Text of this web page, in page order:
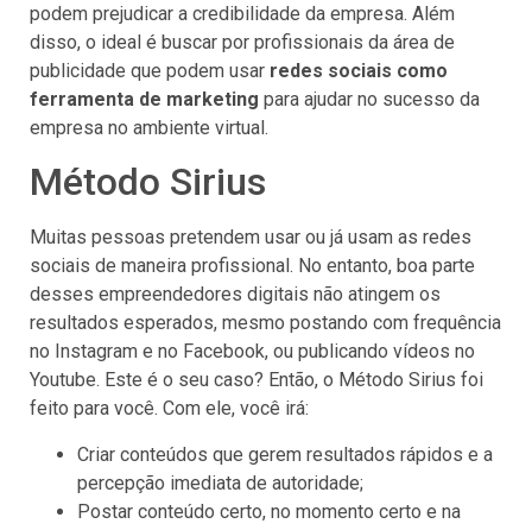
podem prejudicar a credibilidade da empresa. Além
disso, o ideal é buscar por profissionais da área de
publicidade que podem usar redes sociais como
ferramenta de marketing para ajudar no sucesso da
empresa no ambiente virtual.
Método Sirius
Muitas pessoas pretendem usar ou já usam as redes
sociais de maneira profissional. No entanto, boa parte
desses empreendedores digitais não atingem os
resultados esperados, mesmo postando com frequência
no Instagram e no Facebook, ou publicando vídeos no
Youtube. Este é o seu caso? Então, o Método Sirius foi
feito para você. Com ele, você irá:
Criar conteúdos que gerem resultados rápidos e a
percepção imediata de autoridade;
Postar conteúdo certo, no momento certo e na